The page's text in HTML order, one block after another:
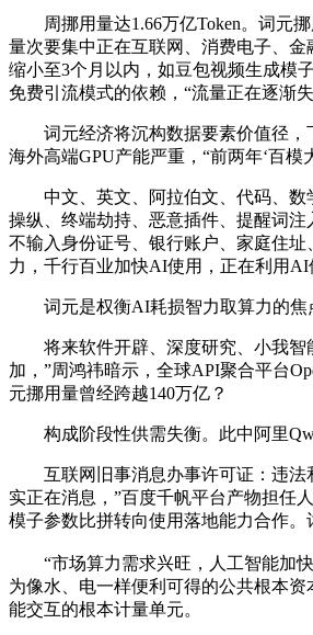
周挪用量达1.66万亿Token。词元挪
量次要集中正在互联网、消费电子、
缩小至3个月以内，如豆包视频生成模
免费引流模式的依赖，“流量正在逐渐失
词元经济将沉构数据要素价值径，下
海外高端GPU产能严重，“前两年‘百模
中文、英文、阿拉伯文、代码、数
操纵、终端劫持、恶意插件、提醒词
不输入身份证号、银行账户、家庭住
力，千行百业加快AI使用，正在利用AI
词元是权衡AI耗损智力取算力的焦点
将来软件开辟、深度研究、小我智能
加，”周鸿祎暗示，全球API聚合平台
元挪用量曾经跨越140万亿？
构成阶段性供需失衡。此中阿里
互联网旧事消息办事许可证：违法和
实正在消息，”百度千帆平台产物担任
模子参数比拼转向使用落地能力合作。
“市场算力需求兴旺，人工智能加快
为像水、电一样便利可得的公共根本
能交互的根本计量单元。